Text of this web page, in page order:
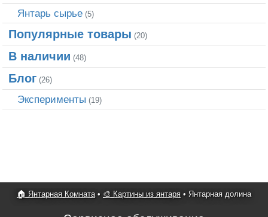
Янтарь сырье (5)
Популярные товары (20)
В наличии (48)
Блог (26)
Эксперименты (19)
🏠 Янтарная Комната• 🎨 Картины из янтаря • Янтарная долина